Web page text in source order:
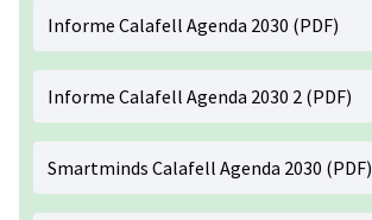
Informe Calafell Agenda 2030 (PDF)
Informe Calafell Agenda 2030 2 (PDF)
Smartminds Calafell Agenda 2030 (PDF)